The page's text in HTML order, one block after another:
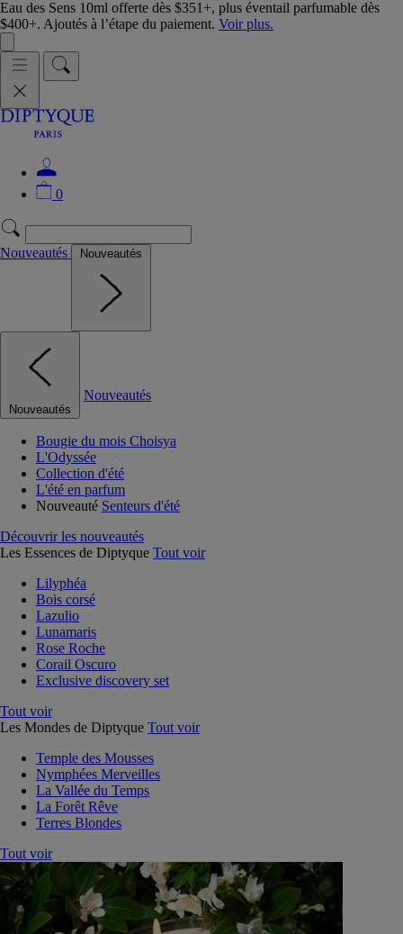
Eau des Sens 10ml offerte dès $351+, plus éventail parfumable dès
$400+. Ajoutés à l’étape du paiement. Voir plus.
0
Nouveautés Nouveautés
Nouveautés
Nouveautés
Bougie du mois Choisya
L'Odyssée
Collection d'été
L'été en parfum
Nouveauté Senteurs d'été
Découvrir les nouveautés
Les Essences de Diptyque Tout voir
Lilyphéa
Bois corsé
Lazulio
Lunamaris
Rose Roche
Corail Oscuro
Exclusive discovery set
Tout voir
Les Mondes de Diptyque Tout voir
Temple des Mousses
Nymphées Merveilles
La Vallée du Temps
La Forêt Rêve
Terres Blondes
Tout voir